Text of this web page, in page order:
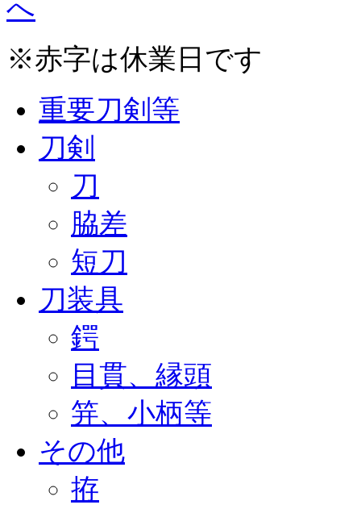
※赤字は休業日です
重要刀剣等
刀剣
刀
脇差
短刀
刀装具
鍔
目貫、縁頭
笄、小柄等
その他
拵